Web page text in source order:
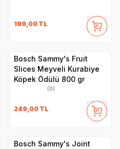
199,00 TL
Bosch Sammy's Fruit
Slices Meyveli Kurabiye
Köpek Ödülü 800 gr
(0)
249,00 TL
Bosch Sammy's Joint